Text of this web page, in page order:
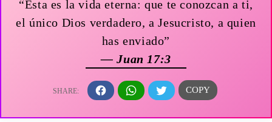
“Esta es la vida eterna: que te conozcan a ti,
el único Dios verdadero, a Jesucristo, a quien
has enviado”
— Juan 17:3